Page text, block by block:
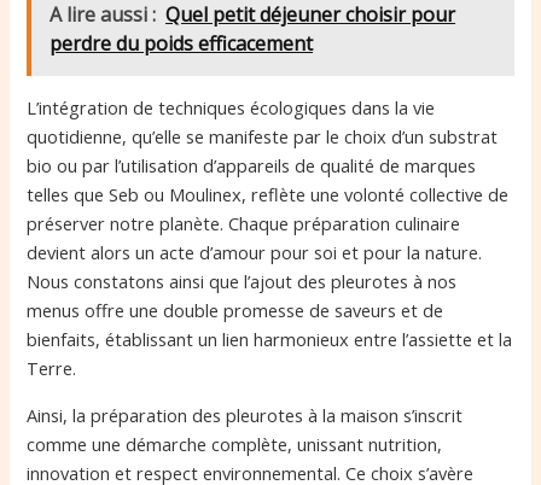
A lire aussi : Quel petit déjeuner choisir pour
perdre du poids efficacement
L’intégration de techniques écologiques dans la vie
quotidienne, qu’elle se manifeste par le choix d’un substrat
bio ou par l’utilisation d’appareils de qualité de marques
telles que Seb ou Moulinex, reflète une volonté collective de
préserver notre planète. Chaque préparation culinaire
devient alors un acte d’amour pour soi et pour la nature.
Nous constatons ainsi que l’ajout des pleurotes à nos
menus offre une double promesse de saveurs et de
bienfaits, établissant un lien harmonieux entre l’assiette et la
Terre.
Ainsi, la préparation des pleurotes à la maison s’inscrit
comme une démarche complète, unissant nutrition,
innovation et respect environnemental. Ce choix s’avère